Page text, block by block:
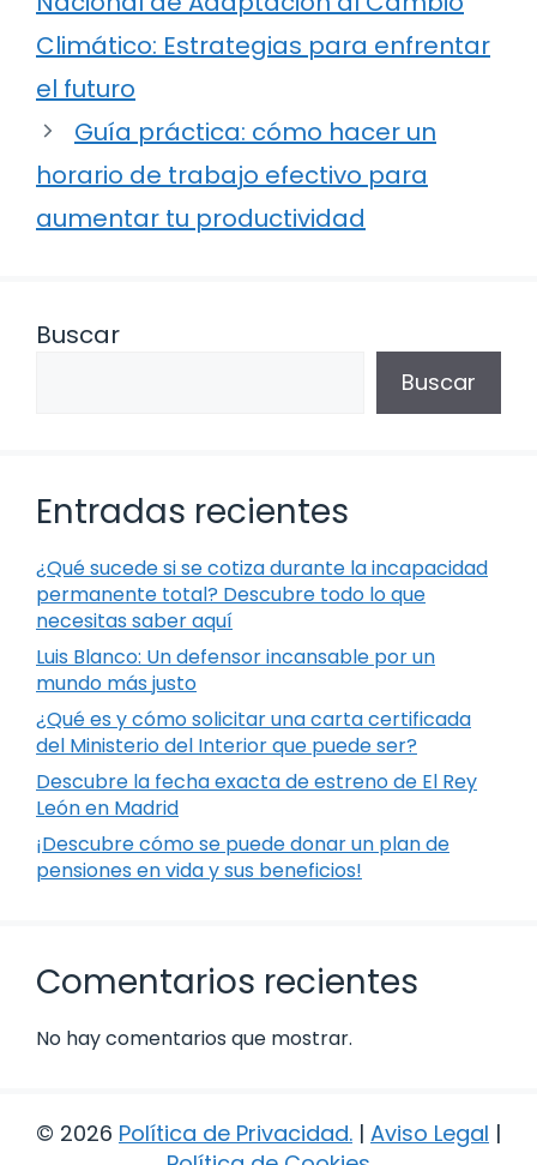
Climático: Estrategias para enfrentar
el futuro
Guía práctica: cómo hacer un
horario de trabajo efectivo para
aumentar tu productividad
Buscar
Buscar
Entradas recientes
¿Qué sucede si se cotiza durante la incapacidad
permanente total? Descubre todo lo que
necesitas saber aquí
Luis Blanco: Un defensor incansable por un
mundo más justo
¿Qué es y cómo solicitar una carta certificada
del Ministerio del Interior que puede ser?
Descubre la fecha exacta de estreno de El Rey
León en Madrid
¡Descubre cómo se puede donar un plan de
pensiones en vida y sus beneficios!
Comentarios recientes
No hay comentarios que mostrar.
© 2026 Política de Privacidad. | Aviso Legal |